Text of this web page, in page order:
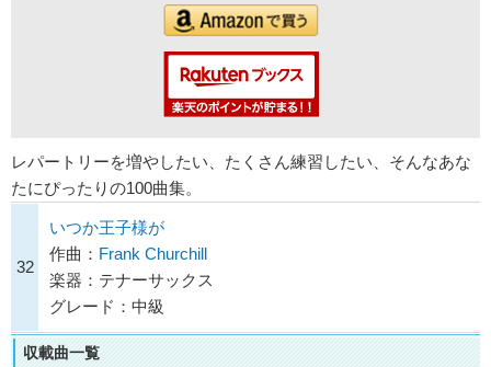
レパートリーを増やしたい、たくさん練習したい、そんなあな
たにぴったりの100曲集。
32
いつか王子様が
作曲： Frank Churchill
楽器：テナーサックス
グレード：中級
収載曲一覧